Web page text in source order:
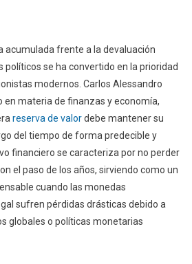
acumulada frente a la devaluación
políticos se ha convertido en la prioridad
modernos. Carlos Alessandro
en materia de finanzas y economía,
reserva de valordebe mantener su
del tiempo de forma predecible y
financiero se caracteriza por no perder
el paso de los años, sirviendo como un
cuando las monedas
sufren pérdidas drásticas debido a
globales o políticas monetarias